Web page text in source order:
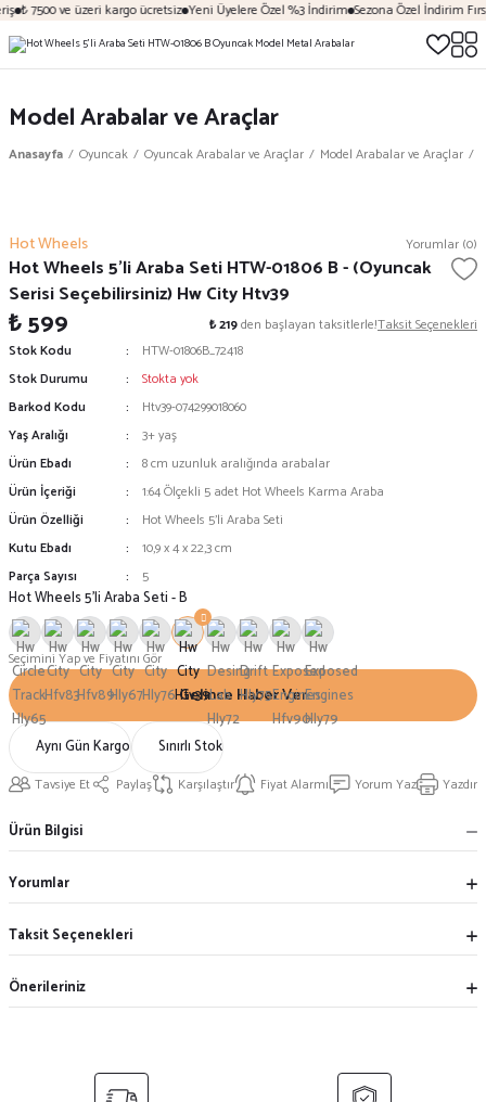
₺ 7500 ve üzeri kargo ücretsiz Yeni Üyelere Özel %3 İndirim Sezona Özel İndirim
Model Arabalar ve Araçlar
Anasayfa Oyuncak Oyuncak Arabalar ve Araçlar Model Arabalar ve Araçlar
Hot Wheels Yorumlar (0)
Hot Wheels 5'li Araba Seti HTW-01806 B - (Oyuncak
Serisi Seçebilirsiniz) Hw City Htv39
₺ 599 ₺ 219den başlayan taksitlerle!Taksit Seçenekleri
Stok Kodu
HTW-01806B_72418
Stok Durumu
Stokta yok
Barkod Kodu
Htv39-074299018060
Yaş Aralığı
3+ yaş
Ürün Ebadı
8 cm uzunluk aralığında arabalar
Ürün İçeriği
1:64 Ölçekli 5 adet Hot Wheels Karma Araba
Ürün Özelliği
Hot Wheels 5'li Araba Seti
Kutu Ebadı
10,9 x 4 x 22,3 cm
Parça Sayısı
5
Hot Wheels 5'li Araba Seti - B
Seçimini Yap ve Fiyatını Gör
Gelince Haber Ver
Aynı Gün Kargo Sınırlı Stok
Tavsiye Et Paylaş Karşılaştır Fiyat Alarmı Yorum Yaz Yazdır
Ürün Bilgisi
Yorumlar
Taksit Seçenekleri
Önerileriniz